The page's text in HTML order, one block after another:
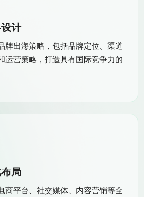
计
牌出海策略，包括品牌定位、渠道
运营策略，打造具有国际竞争力的
局
商平台、社交媒体、内容营销等全